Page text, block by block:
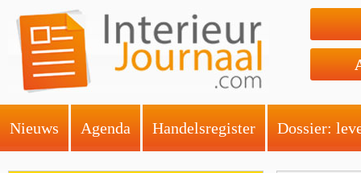
Nieuws Agenda Handelsregister Dossier: